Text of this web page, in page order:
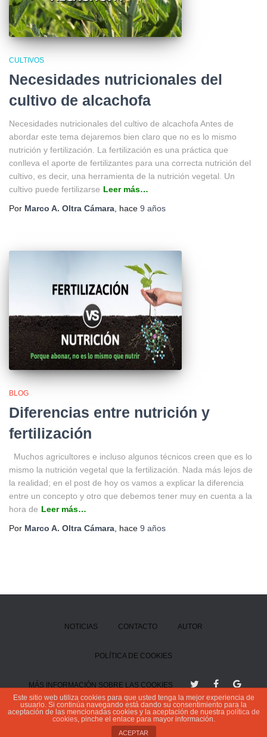
CULTIVOS
Necesidades nutricionales del
cultivo de alcachofa
Necesidades nutricionales del cultivo de alcachofa Antes de
abordar este tema dejaremos bien claro que no es lo mismo
nutrición y fertilización. La fertilización es una práctica que
conlleva el aporte de fertilizantes para una correcta nutrición del
cultivo, es decir, una herramienta de la nutrición vegetal. Un
cultivo puede fertilizarse Leer más…
Por Marco A. Oltra Cámara , hace 9 años
BLOG
Diferencias entre nutrición y
fertilización
Muchos agricultores e incluso algunos técnicos creen que es lo
mismo la nutrición vegetal que la fertilización. Nada más lejos de
la realidad; en el post de hoy os vamos a explicar la diferencia
entre un concepto y otro que debemos tener muy en cuenta a la
hora de Leer más…
Por Marco A. Oltra Cámara , hace 9 años
NOTICIAS CONTACTO AUTOR
POLÍTICA DE COOKIES
MÁS INFORMACIÓN SOBRE LAS COOKIES
Este sitio web utiliza cookies para que usted tenga la mejor experiencia de
usuario. Si continúa navegando está dando su consentimiento para la
aceptación de las mencionadas cookies y la aceptación de nuestra política de
cookies, pinche el enlace para mayor información.
ACEPTAR